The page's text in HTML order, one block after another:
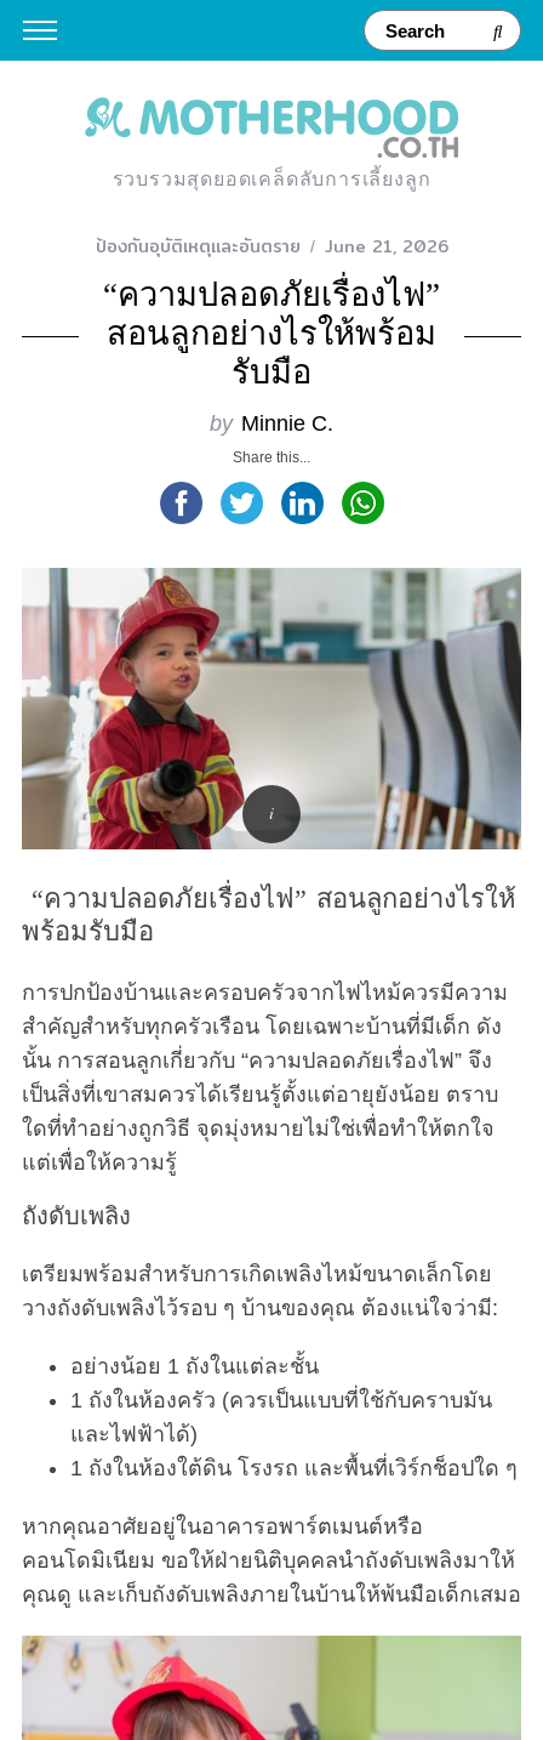
รวบรวมสุดยอดเคล็ดลับการเลี้ยงลูก
ป้องกันอุบัติเหตุและอันตราย June 21, 2026
“ความปลอดภัยเรื่องไฟ”
สอนลูกอย่างไรให้พร้อม
รับมือ
by Minnie C.
Share this...
“ความปลอดภัยเรื่องไฟ” สอนลูกอย่างไรให้
พร้อมรับมือ
การปกป้องบ้านและครอบครัวจากไฟไหม้ควรมีความ
สำคัญสำหรับทุกครัวเรือน โดยเฉพาะบ้านที่มีเด็ก ดัง
นั้น การสอนลูกเกี่ยวกับ “ความปลอดภัยเรื่องไฟ” จึง
เป็นสิ่งที่เขาสมควรได้เรียนรู้ตั้งแต่อายุยังน้อย ตราบ
ใดที่ทำอย่างถูกวิธี จุดมุ่งหมายไม่ใช่เพื่อทำให้ตกใจ
แต่เพื่อให้ความรู้
ถังดับเพลิง
เตรียมพร้อมสำหรับการเกิดเพลิงไหม้ขนาดเล็กโดย
วางถังดับเพลิงไว้รอบ ๆ บ้านของคุณ ต้องแน่ใจว่ามี:
อย่างน้อย 1 ถังในแต่ละชั้น
1 ถังในห้องครัว (ควรเป็นแบบที่ใช้กับคราบมัน
และไฟฟ้าได้)
1 ถังในห้องใต้ดิน โรงรถ และพื้นที่เวิร์กช็อปใด ๆ
หากคุณอาศัยอยู่ในอาคารอพาร์ตเมนต์หรือ
คอนโดมิเนียม ขอให้ฝ่ายนิติบุคคลนำถังดับเพลิงมาให้
คุณดู และเก็บถังดับเพลิงภายในบ้านให้พ้นมือเด็กเสมอ